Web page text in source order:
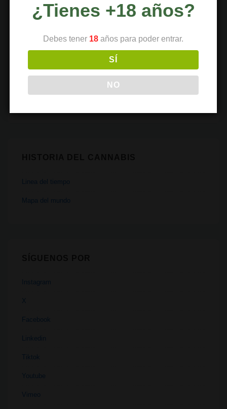
Recetas
Linea del tiempo
Mapa del mundo
Instagram
X
Facebook
Linkedin
Tiktok
Youtube
Vimeo
¿Tienes +18 años?
Debes tener 18 años para poder entrar.
SÍ
NO